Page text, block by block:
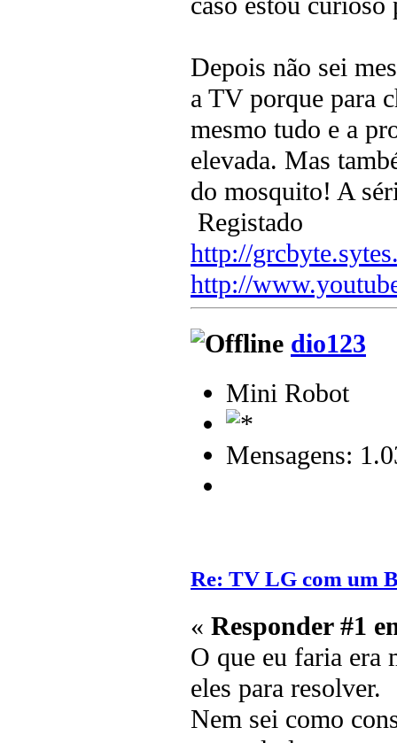
Depois não sei
a TV porque para
mesmo tudo e a
elevada. Mas
do mosquito! A
Registado
http://
http://
dio123
Mini Robot
Mensagens:
Re: TV LG com um
« Responder #1
O que eu faria era
eles para resolver.
Nem sei como